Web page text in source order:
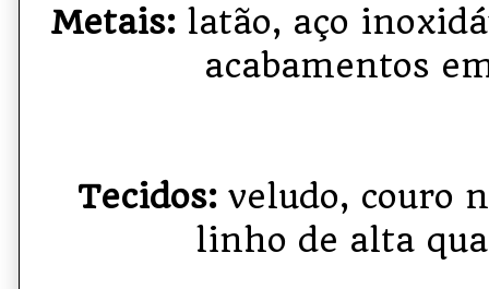
Metais: latão, aço
acabamentos
Tecidos: veludo, couro
linho de alta